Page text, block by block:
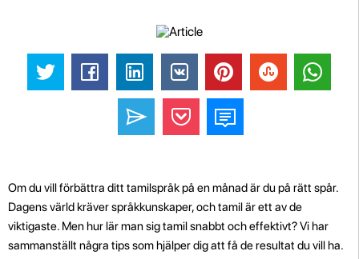
Om du vill förbättra ditt tamilspråk på en månad är du på rätt spår.
Dagens värld kräver språkkunskaper, och tamil är ett av de
viktigaste. Men hur lär man sig tamil snabbt och effektivt? Vi har
sammanställt några tips som hjälper dig att få de resultat du vill ha.